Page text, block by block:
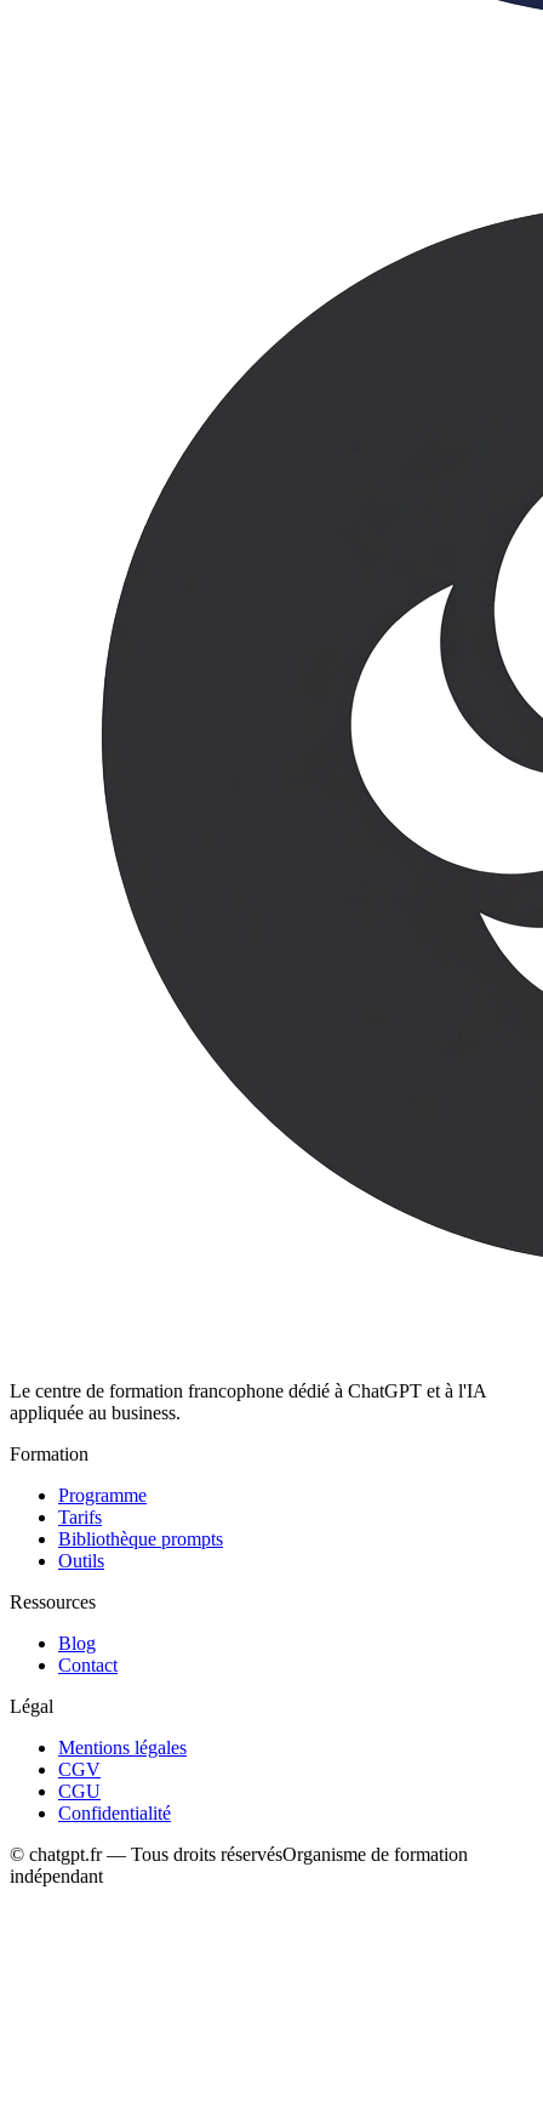
Le centre de formation francophone dédié à ChatGPT et à l'IA
appliquée au business.
Formation
Programme
Tarifs
Bibliothèque prompts
Outils
Ressources
Blog
Contact
Légal
Mentions légales
CGV
CGU
Confidentialité
© chatgpt.fr — Tous droits réservésOrganisme de formation
indépendant